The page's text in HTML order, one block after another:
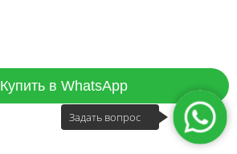
Купить в WhatsApp
Задать вопрос